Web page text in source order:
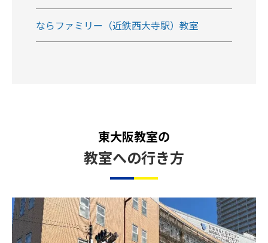
ならファミリー（近鉄西大寺駅）教室
東大阪教室の
教室への行き方